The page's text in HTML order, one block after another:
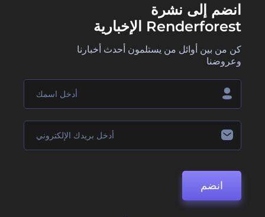
انضم إلى نشرة
Renderforest الإخبارية
كن من بين أوائل من يستلمون أحدث أخبارنا
وعروضنا
انضم